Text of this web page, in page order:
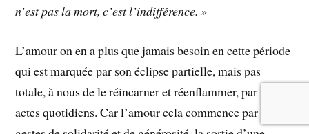
n’est pas la mort, c’est l’indifférence. »
L’amour on en a plus que jamais besoin en cette période
qui est marquée par son éclipse partielle, mais pas
totale, à nous de le réincarner et réenflammer, par nos
actes quotidiens. Car l’amour cela commence par des